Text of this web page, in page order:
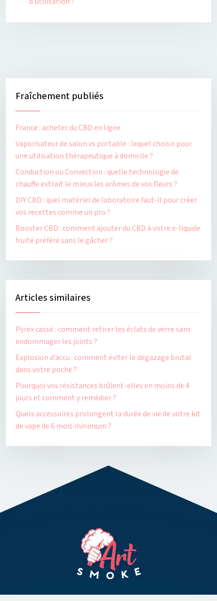
Fraîchement publiés
France : acheter du CBD en ligne
Vaporisateur de salon vs portable : lequel choisir pour
une utilisation thérapeutique à domicile ?
Conduction ou Convection : quelle technologie de
chauffe extrait le mieux les arômes de vos fleurs ?
DIY CBD : quel matériel de laboratoire faut-il pour créer
vos recettes comme un pro ?
Booster CBD : comment ajouter du CBD à votre e-liquide
fruité préféré sans le gâcher ?
Articles similaires
Pyrex cassé : comment retirer les éclats de verre sans
endommager les joints ?
Explosion d’accu : comment éviter le dégazage brutal
dans votre poche ?
Pourquoi vos résistances brûlent-elles en moins de 4
jours et comment y remédier ?
Quels accessoires prolongent la durée de vie de votre kit
de vape de 6 mois minimum ?